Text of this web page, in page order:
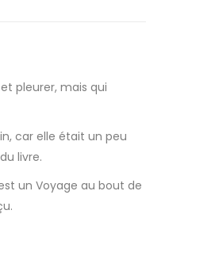
pleurer, mais qui
car elle était un peu
livre.
un Voyage au bout de